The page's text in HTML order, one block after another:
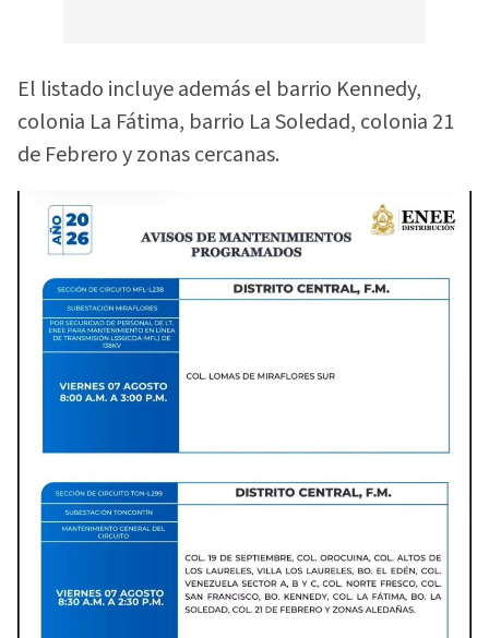
El listado incluye además el barrio Kennedy,
colonia La Fátima, barrio La Soledad, colonia 21
de Febrero y zonas cercanas.